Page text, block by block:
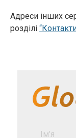
Адреси інших
розділі